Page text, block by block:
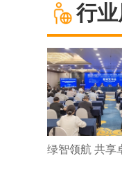
行